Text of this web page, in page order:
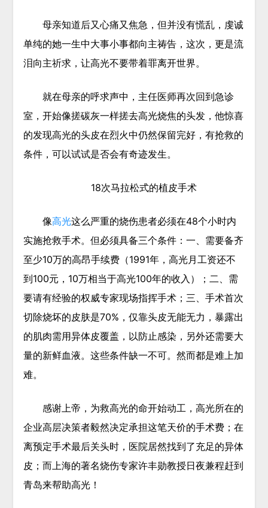
母亲知道后又心痛又焦急，但并没有慌乱，虔诚
单纯的她一生中大事小事都向主祷告，这次，更是流
泪向主祈求，让高光不要带着罪离开世界。
就在母亲的呼求声中，主任医师再次回到急诊
室，开始像搓碳灰一样搓去高光烧焦的头发，他惊喜
的发现高光的头皮在烈火中仍然保留完好，有抢救的
条件，可以试试是否会有奇迹发生。
18次马拉松式的植皮手术
像高光这么严重的烧伤患者必须在48个小时内
实施抢救手术。但必须具备三个条件：一、需要备齐
至少10万的高昂手续费（1991年，高光月工资还不
到100元，10万相当于高光100年的收入）；二、需
要请有经验的权威专家现场指挥手术；三、手术首次
切除烧坏的皮肤是70%，仅靠头皮无能无力，暴露出
的肌肉需用异体皮覆盖，以防止感染，另外还需要大
量的新鲜血液。这些条件缺一不可。然而都是难上加
难。
感谢上帝，为救高光的命开始动工，高光所在的
企业高层决策者毅然决定承担这笔天价的手术费；在
离预定手术最后关头时，医院居然找到了充足的异体
皮；而上海的著名烧伤专家许丰勋教授日夜兼程赶到
青岛来帮助高光！